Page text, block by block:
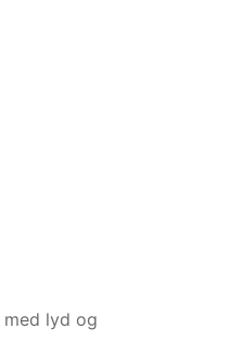
med lyd og